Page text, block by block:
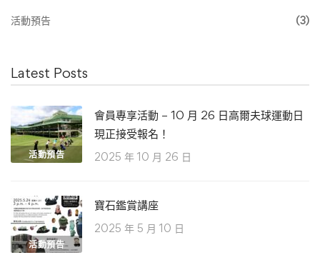
活動預告 (3)
Latest Posts
活動預告
會員專享活動 – 10 月 26 日高爾夫球運動日
現正接受報名！
2025 年 10 月 26 日
活動預告
寶石鑑賞講座
2025 年 5 月 10 日